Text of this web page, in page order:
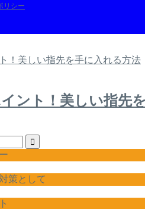
リシー
ント！美しい指先
策として